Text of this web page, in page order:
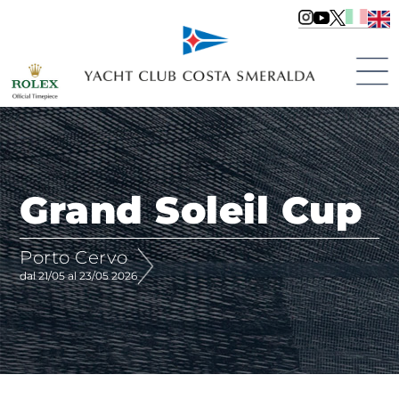
Grand Soleil Cup
Porto Cervo
dal 21/05 al 23/05 2026